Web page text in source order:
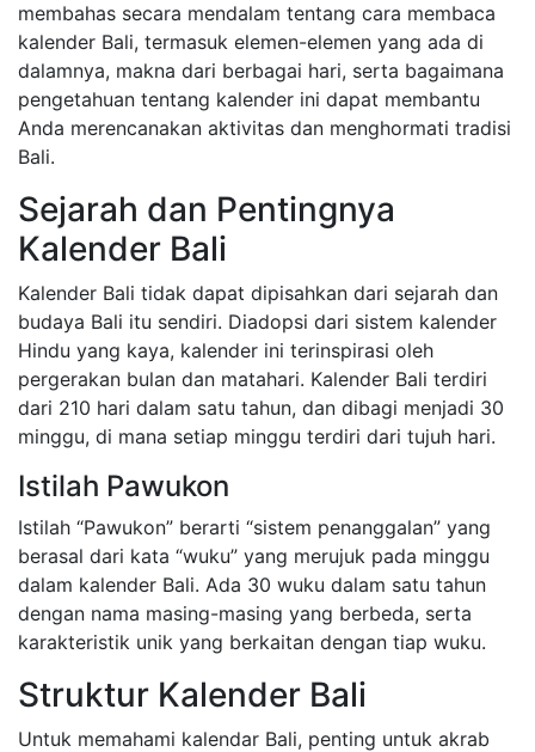
membahas secara mendalam tentang cara membaca
kalender Bali, termasuk elemen-elemen yang ada di
dalamnya, makna dari berbagai hari, serta bagaimana
pengetahuan tentang kalender ini dapat membantu
Anda merencanakan aktivitas dan menghormati tradisi
Bali.
Sejarah dan Pentingnya
Kalender Bali
Kalender Bali tidak dapat dipisahkan dari sejarah dan
budaya Bali itu sendiri. Diadopsi dari sistem kalender
Hindu yang kaya, kalender ini terinspirasi oleh
pergerakan bulan dan matahari. Kalender Bali terdiri
dari 210 hari dalam satu tahun, dan dibagi menjadi 30
minggu, di mana setiap minggu terdiri dari tujuh hari.
Istilah Pawukon
Istilah “Pawukon” berarti “sistem penanggalan” yang
berasal dari kata “wuku” yang merujuk pada minggu
dalam kalender Bali. Ada 30 wuku dalam satu tahun
dengan nama masing-masing yang berbeda, serta
karakteristik unik yang berkaitan dengan tiap wuku.
Struktur Kalender Bali
Untuk memahami kalendar Bali, penting untuk akrab